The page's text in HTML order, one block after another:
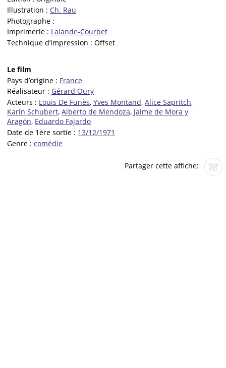
Illustration : Ch. Rau
Photographe :
Imprimerie : Lalande-Courbet
Technique d’impression : Offset
Le film
Pays d’origine : France
Réalisateur : Gérard Oury
Acteurs : Louis De Funès, Yves Montand, Alice Sapritch,
Karin Schubert, Alberto de Mendoza, Jaime de Mora y
Aragón, Eduardo Fajardo
Date de 1ère sortie : 13/12/1971
Genre : comédie
Partager cette affiche: